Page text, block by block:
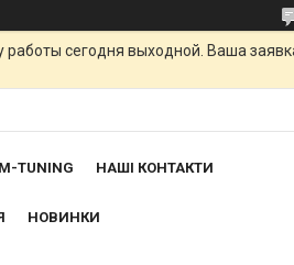
сегодня выходной. Ваша
TUNING НАШІ КОНТАКТИ
НОВИНКИ